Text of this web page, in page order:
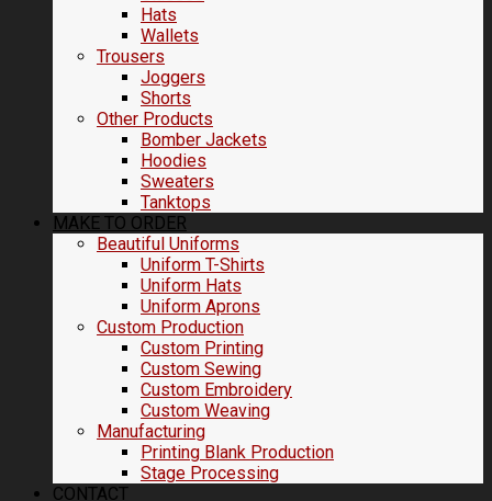
Hats
Wallets
Trousers
Joggers
Shorts
Other Products
Bomber Jackets
Hoodies
Sweaters
Tanktops
MAKE TO ORDER
Beautiful Uniforms
Uniform T-Shirts
Uniform Hats
Uniform Aprons
Custom Production
Custom Printing
Custom Sewing
Custom Embroidery
Custom Weaving
Manufacturing
Printing Blank Production
Stage Processing
CONTACT